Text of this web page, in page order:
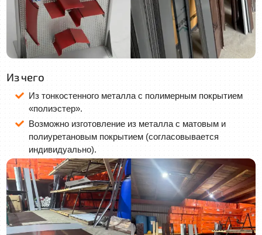
Из чего
Из тонкостенного металла с полимерным покрытием
«полиэстер».
Возможно изготовление из металла с матовым и
полиуретановым покрытием (согласовывается
индивидуально).